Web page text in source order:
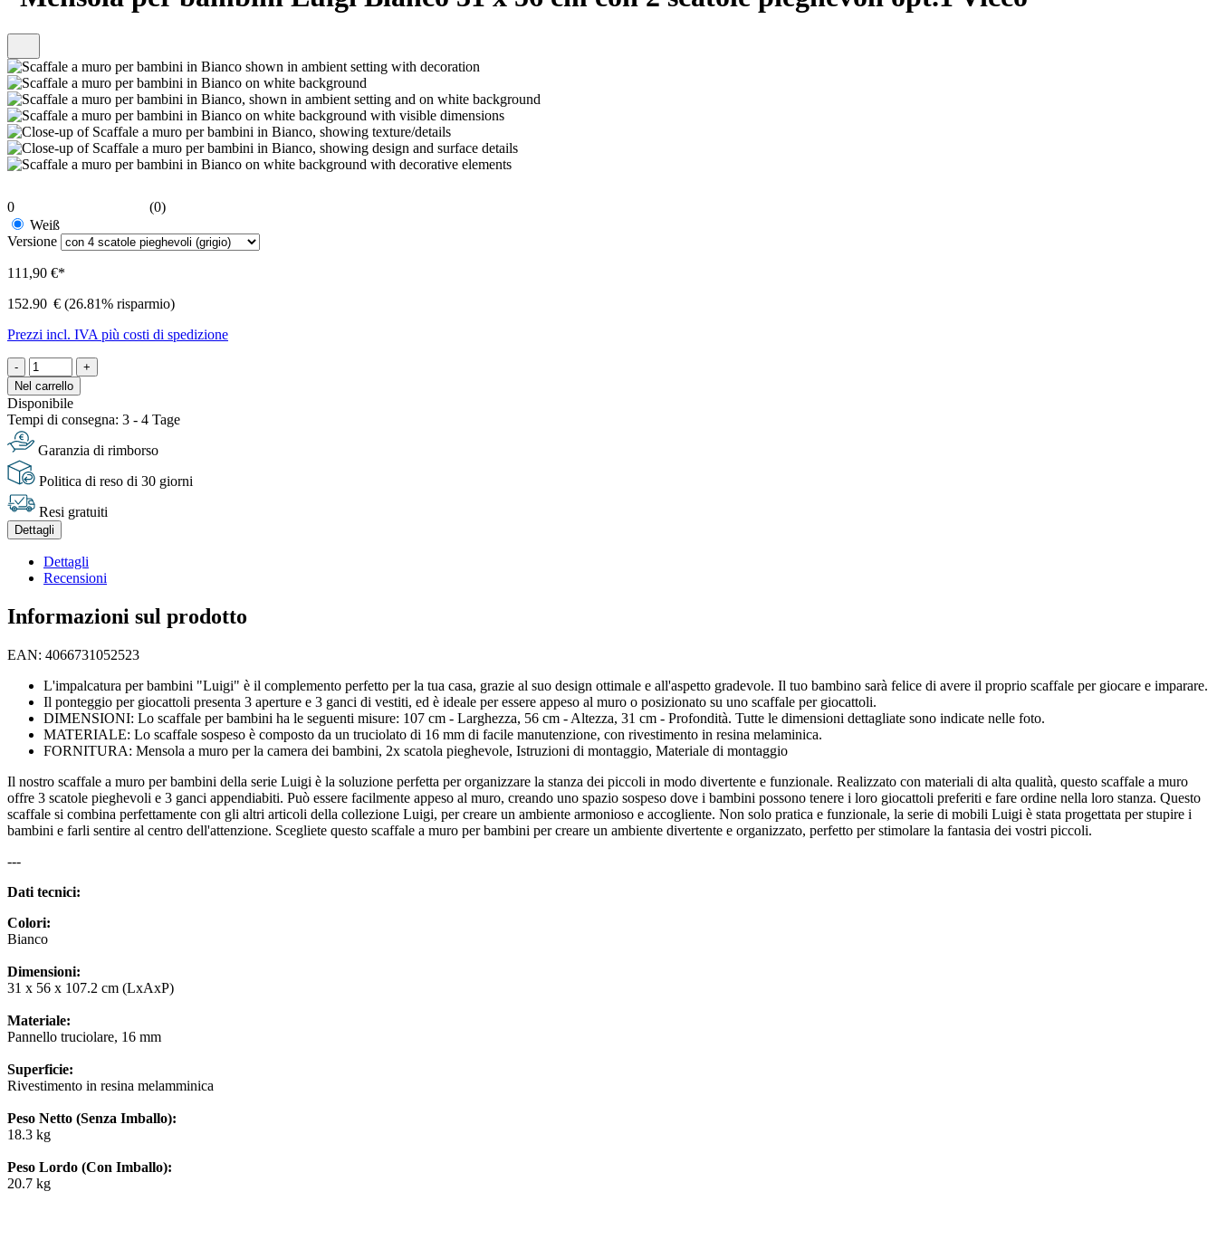
0
(0)
Weiß
Versione
111,90 €*
152.90 € (26.81% risparmio)
Prezzi incl. IVA più costi di spedizione
-
+
Nel carrello
Disponibile
Tempi di consegna: 3 - 4 Tage
Garanzia di rimborso
Politica di reso di 30 giorni
Resi gratuiti
Dettagli
Dettagli
Recensioni
Informazioni sul prodotto
EAN: 4066731052523
L'impalcatura per bambini "Luigi" è il complemento perfetto per la tua casa, grazie al suo design ottimale e all'aspetto gradevole. Il tuo bambino sarà felice di avere il proprio scaffale per giocare e imparare.
Il ponteggio per giocattoli presenta 3 aperture e 3 ganci di vestiti, ed è ideale per essere appeso al muro o posizionato su uno scaffale per giocattoli.
DIMENSIONI: Lo scaffale per bambini ha le seguenti misure: 107 cm - Larghezza, 56 cm - Altezza, 31 cm - Profondità. Tutte le dimensioni dettagliate sono indicate nelle foto.
MATERIALE: Lo scaffale sospeso è composto da un truciolato di 16 mm di facile manutenzione, con rivestimento in resina melaminica.
FORNITURA: Mensola a muro per la camera dei bambini, 2x scatola pieghevole, Istruzioni di montaggio, Materiale di montaggio
Il nostro scaffale a muro per bambini della serie Luigi è la soluzione perfetta per organizzare la stanza dei piccoli in modo divertente e funzionale. Realizzato con materiali di alta qualità, questo scaffale a muro
offre 3 scatole pieghevoli e 3 ganci appendiabiti. Può essere facilmente appeso al muro, creando uno spazio sospeso dove i bambini possono tenere i loro giocattoli preferiti e fare ordine nella loro stanza. Questo
scaffale si combina perfettamente con gli altri articoli della collezione Luigi, per creare un ambiente armonioso e accogliente. Non solo pratica e funzionale, la serie di mobili Luigi è stata progettata per stupire i
bambini e farli sentire al centro dell'attenzione. Scegliete questo scaffale a muro per bambini per creare un ambiente divertente e organizzato, perfetto per stimolare la fantasia dei vostri piccoli.
---
Dati tecnici:
Colori:
Bianco
Dimensioni:
31 x 56 x 107.2 cm (LxAxP)
Materiale:
Pannello truciolare, 16 mm
Superficie:
Rivestimento in resina melamminica
Peso Netto (Senza Imballo):
18.3 kg
Peso Lordo (Con Imballo):
20.7 kg